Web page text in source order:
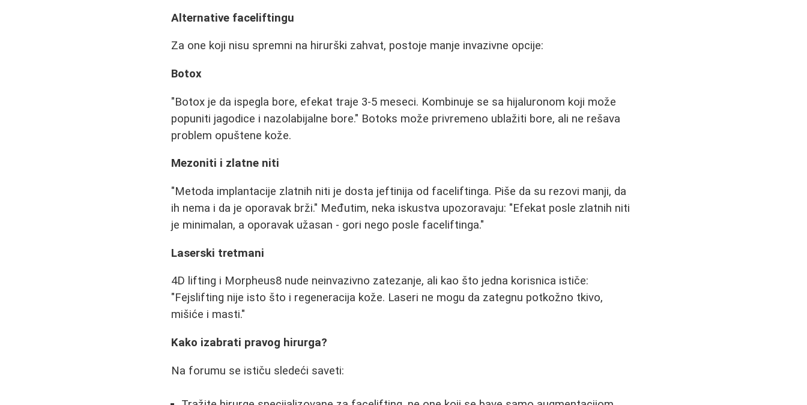
Alternative faceliftingu
Za one koji nisu spremni na hirurški zahvat, postoje manje invazivne opcije:
Botox
"Botox je da ispegla bore, efekat traje 3-5 meseci. Kombinuje se sa hijaluronom koji može
popuniti jagodice i nazolabijalne bore." Botoks može privremeno ublažiti bore, ali ne rešava
problem opuštene kože.
Mezoniti i zlatne niti
"Metoda implantacije zlatnih niti je dosta jeftinija od faceliftinga. Piše da su rezovi manji, da
ih nema i da je oporavak brži." Međutim, neka iskustva upozoravaju: "Efekat posle zlatnih niti
je minimalan, a oporavak užasan - gori nego posle faceliftinga."
Laserski tretmani
4D lifting i Morpheus8 nude neinvazivno zatezanje, ali kao što jedna korisnica ističe:
"Fejslifting nije isto što i regeneracija kože. Laseri ne mogu da zategnu potkožno tkivo,
mišiće i masti."
Kako izabrati pravog hirurga?
Na forumu se ističu sledeći saveti: